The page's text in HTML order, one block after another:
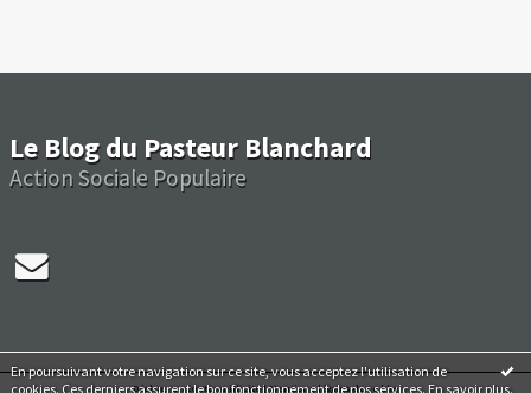
En poursuivant votre navigation sur ce site, vous acceptez l'utilisation de
cookies. Ces derniers assurent le bon fonctionnement de nos services. En savoir plus.
Le Blog du Pasteur Blanchard
Action Sociale Populaire
Déclarer un contenu illicite|Mentions légales de ce blog